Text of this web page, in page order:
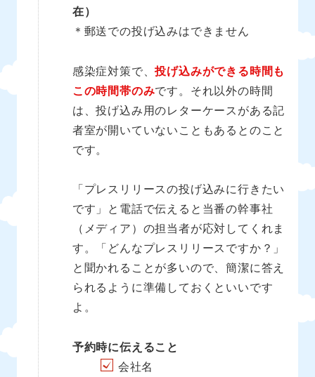
在）
＊郵送での投げ込みはできません
感染症対策で、投げ込みができる時間も
この時間帯のみです。それ以外の時間
は、投げ込み用のレターケースがある記
者室が開いていないこともあるとのこと
です。
「プレスリリースの投げ込みに行きたい
です」と電話で伝えると当番の幹事社
（メディア）の担当者が応対してくれま
す。「どんなプレスリリースですか？」
と聞かれることが多いので、簡潔に答え
られるように準備しておくといいです
よ。
予約時に伝えること
会社名